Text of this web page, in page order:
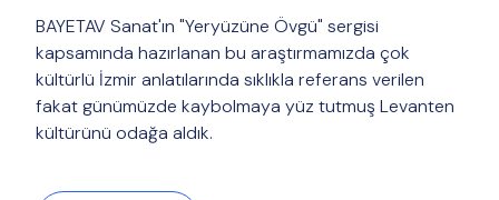
BAYETAV Sanat'ın "Yeryüzüne Övgü" sergisi
kapsamında hazırlanan bu araştırmamızda çok
kültürlü İzmir anlatılarında sıklıkla referans verilen
fakat günümüzde kaybolmaya yüz tutmuş Levanten
kültürünü odağa aldık.